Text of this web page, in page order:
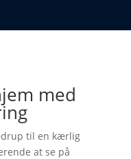
med
til en kærlig
at se på